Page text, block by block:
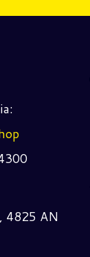
4825 AN